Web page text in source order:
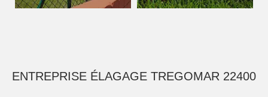
ENTREPRISE ÉLAGAGE TREGOMAR 22400